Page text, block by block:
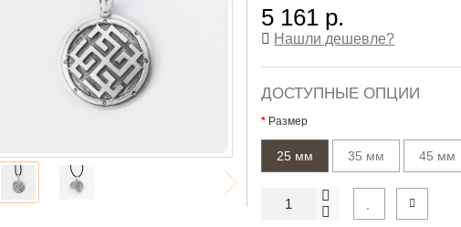
5 161 р.
Нашли дешевле?
ДОСТУПНЫЕ ОПЦИИ
Размер
25 мм 35 мм 45 мм